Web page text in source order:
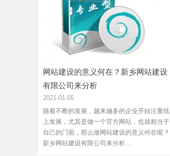
网站建设的意义何在？新乡网站建设
有限公司来分析
2021-01-05
随着不断的发展，越来越多的企业开始注重线
上发展，尤其是做一个官方网站，也就相当于
自己的门面，那么做网站建设的意义何在呢？
新乡网站建设有限公司来分析...